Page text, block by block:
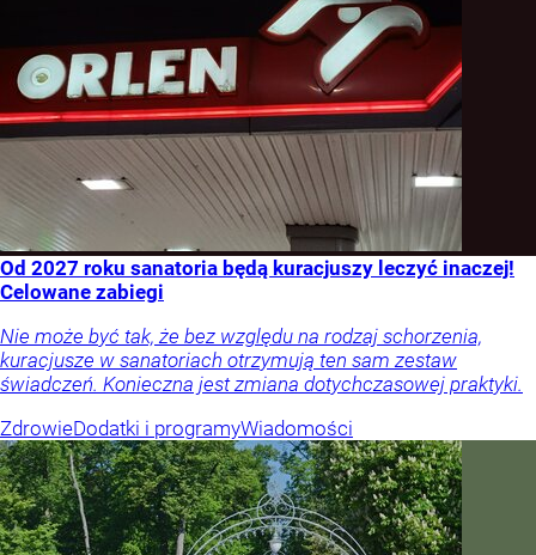
Od 2027 roku sanatoria będą kuracjuszy leczyć inaczej!
Celowane zabiegi
Nie może być tak, że bez względu na rodzaj schorzenia,
kuracjusze w sanatoriach otrzymują ten sam zestaw
świadczeń. Konieczna jest zmiana dotychczasowej praktyki.
ZdrowieDodatki i programyWiadomości